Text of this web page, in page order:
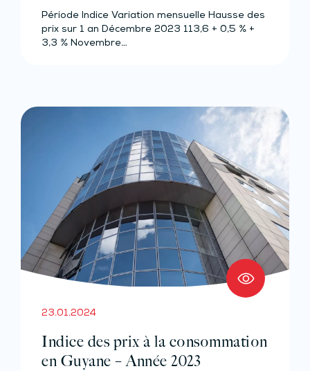
Période Indice Variation mensuelle Hausse des
prix sur 1 an Décembre 2023 113,6 + 0,5 % +
3,3 % Novembre…
23.01.2024
Indice des prix à la consommation
en Guyane – Année 2023